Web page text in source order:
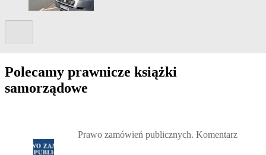
Polecamy prawnicze książki
samorządowe
Prawo zamówień publicznych. Komentarz